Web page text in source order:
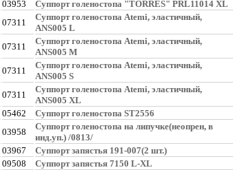
03953 Суппорт голеностопа "TORRES" PRL11014 XL
07311
Суппорт голеностопа Atemi, эластичный,
ANS005 L
07311
Суппорт голеностопа Atemi, эластичный,
ANS005 M
07311
Суппорт голеностопа Atemi, эластичный,
ANS005 S
07311
Суппорт голеностопа Atemi, эластичный,
ANS005 XL
05462 Суппорт голеностопа ST2556
03958
Суппорт голеностопа на липучке(неопрен, в
инд.уп.) /0813/
03967 Суппорт запястья 191-007(2 шт.)
09508 Суппорт запястья 7150 L-XL